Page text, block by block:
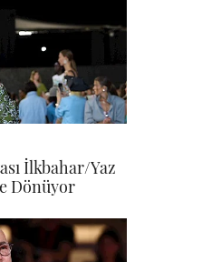
İlkbahar/Yaz
Dönüyor